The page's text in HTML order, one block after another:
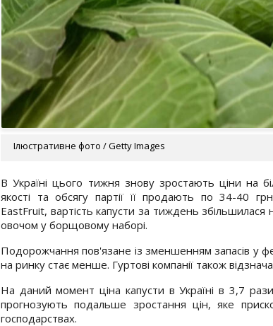
Ілюстративне фото / Getty Images
В Україні цього тижня знову зростають ціни на
якості та обсягу партії її продають по 34-40
EastFruit, вартість капусти за тиждень
овочом у борщовому наборі.
Подорожчання пов'язане із зменшенням запасів у
на ринку стає менше. Гуртові компанії також
На даний момент ціна капусти в Україні в 3,7
прогнозують подальше зростання цін, яке
господарствах.